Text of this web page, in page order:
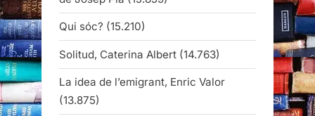
Qui sóc? (15.210)
Solitud, Caterina Albert (14.763)
La idea de l’emigrant, Enric Valor
(13.875)